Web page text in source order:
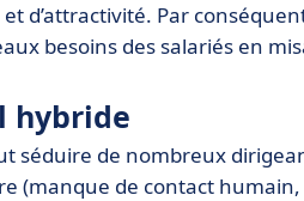
d’attractivité. Par
besoins des salariés en
hybride
séduire de nombreux
(manque de contact humain,